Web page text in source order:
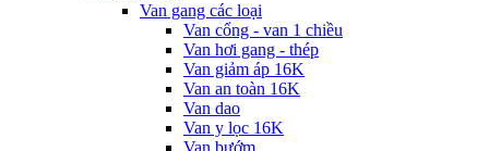
Van gang các loại
Van cổng - van 1 chiều
Van hơi gang - thép
Van giảm áp 16K
Van an toàn 16K
Van dao
Van y lọc 16K
Van bướm